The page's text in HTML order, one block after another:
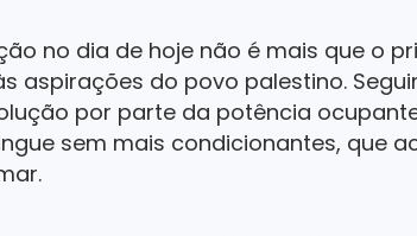
no dia de hoje não é mais que o
aspirações do povo palestino.
por parte da potência
sem mais condicionantes, que